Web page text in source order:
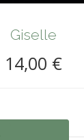
Giselle
14,00 €